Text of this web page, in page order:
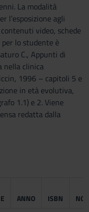
La modalità
l’esposizione agli
video, schede
lo studente è
C., Appunti di
nella clinica
1996 – capitoli 5 e
in età evolutiva,
1.1) e 2. Viene
redatta dalla
ANNO ISBN